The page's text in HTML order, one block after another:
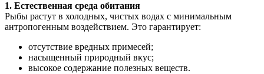
1. Естественная среда обитания
Рыбы растут в холодных, чистых водах с минимальным
антропогенным воздействием. Это гарантирует:
отсутствие вредных примесей;
насыщенный природный вкус;
высокое содержание полезных веществ.